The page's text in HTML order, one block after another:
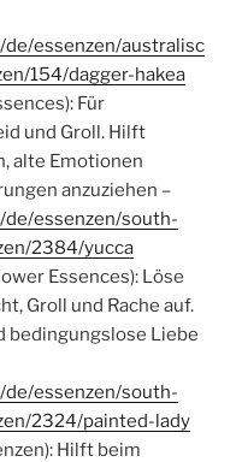
essenzen/australisc
154/dagger-hakea
Für
und Groll. Hilft
alte Emotionen
anzuziehen –
de/essenzen/south-
2384/yucca
Essences): Löse
Groll und Rache auf.
bedingungslose Liebe
de/essenzen/south-
2324/painted-lady
Hilft beim